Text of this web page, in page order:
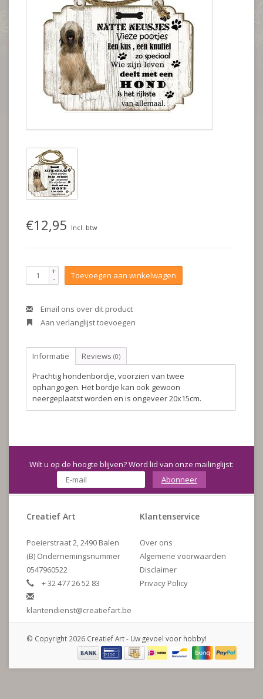
€12,95 Incl. btw
+
- Toevoegen aan winkelwagen
Email ons over dit product
Aan verlanglijst toevoegen
Informatie Reviews (0)
Prachtig hondenbordje, voorzien van twee
ophangogen. Het bordje kan ook gewoon
neergeplaatst worden en is ongeveer 20x15cm.
Wilt u op de hoogte blijven? Word lid van onze mailinglijst:
Abonneer
Creatief Art
Poeierstraat 2, 2490 Balen
(B) Ondernemingsnummer
0547960522
+ 32 477 26 52 83
klantendienst@creatiefart.be
Klantenservice
Over ons
Algemene voorwaarden
Disclaimer
Privacy Policy
© Copyright 2026 Creatief Art - Uw gevoel voor hobby!